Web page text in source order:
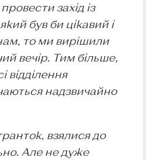
захід із
був би цікавий і
то ми вирішили
вечір. Тим більше,
відділення
надзвичайно
взялися до
Але не дуже